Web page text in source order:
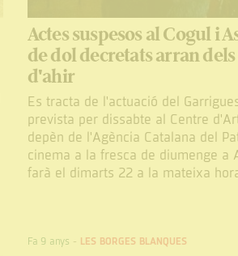
Actes suspesos al Cogul i
de dol decretats arran
d'ahir
Es tracta de l'actuació del
prevista per dissabte al Centre
depèn de l'Agència Catalana del
cinema a la fresca de diumenge a
farà el dimarts 22 a la mateixa
Fa 9 anys - LES BORGES BLANQUES